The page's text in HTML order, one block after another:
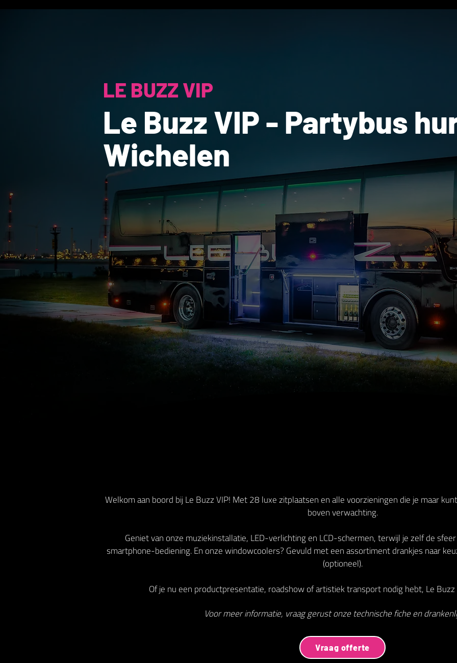
LE BUZZ VIP
Le Buzz VIP - Partybus
Wichelen
Welkom aan boord bij Le Buzz VIP! Met 28 luxe zitplaatsen en alle voorzieningen die je maar
boven verwachting.
Geniet van onze muziekinstallatie, LED-verlichting en LCD-schermen, terwijl je zelf de
smartphone-bediening. En onze windowcoolers? Gevuld met een assortiment drankjes naar
(optioneel).
Of je nu een productpresentatie, roadshow of artistiek transport nodig hebt, Le
Voor meer informatie, vraag gerust onze technische fiche en
Vraag offerte